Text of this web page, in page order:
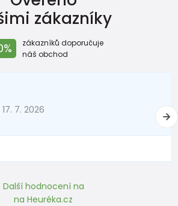
zákazníky
zákazníků doporučuje
náš obchod
7. 2026
Další hodnocení na
na Heuréka.cz